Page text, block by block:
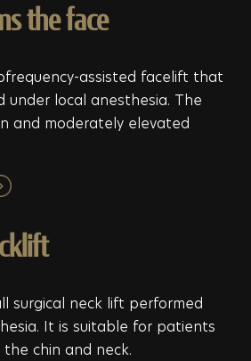
the face
assisted facelift that
under local anesthesia. The
and moderately elevated
surgical neck lift performed
It is suitable for patients
chin and neck.